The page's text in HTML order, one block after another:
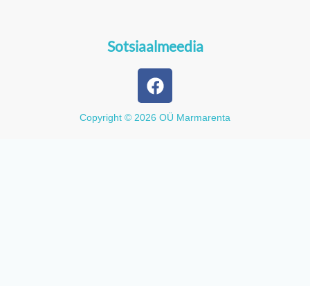
Sotsiaalmeedia
F
a
c
e
Copyright © 2026 OÜ Marmarenta